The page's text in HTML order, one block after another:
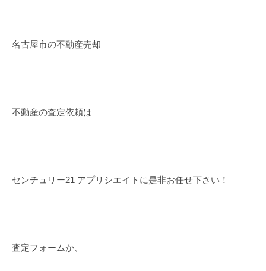
名古屋市の不動産売却
不動産の査定依頼は
センチュリー21 アプリシエイトに是非お任せ下さい！
査定フォームか、